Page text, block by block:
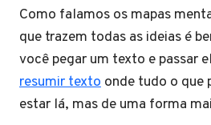
Como falamos os mapas
que trazem todas as ideias é
você pegar um texto e passar
resumir texto onde tudo o que
estar lá, mas de uma forma